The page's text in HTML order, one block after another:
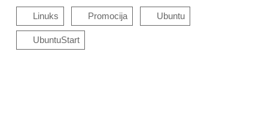
Linuks Promocija Ubuntu
UbuntuStart